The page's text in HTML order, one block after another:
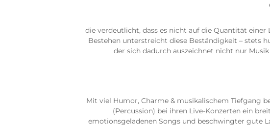
die verdeutlicht, dass es nicht auf die Quantität
Bestehen unterstreicht diese Beständigkeit – stets
der sich dadurch auszeichnet nicht nur
Mit viel Humor, Charme & musikalischem Tiefgang
(Percussion) bei ihren Live-Konzerten ein
emotionsgeladenen Songs und beschwingter gute